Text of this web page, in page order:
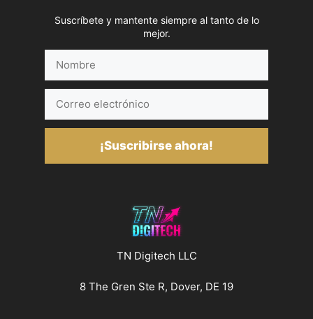
Suscríbete y mantente siempre al tanto de lo
mejor.
electrónico
¡Suscribirse ahora!
TN Digitech LLC
8 The Gren Ste R, Dover, DE 19